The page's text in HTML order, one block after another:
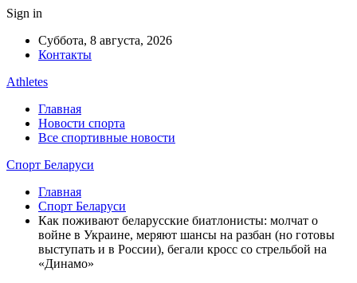
Sign in
Суббота, 8 августа, 2026
Контакты
Athletes
Главная
Новости спорта
Все спортивные новости
Спорт Беларуси
Главная
Спорт Беларуси
Как поживают беларусские биатлонисты: молчат о
войне в Украине, меряют шансы на разбан (но готовы
выступать и в России), бегали кросс со стрельбой на
«Динамо»